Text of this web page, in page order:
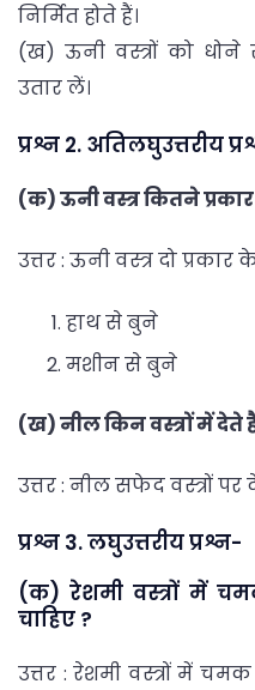
निर्मित होते हैं।
(ख) ऊनी वस्त्रों को
उतार लें।
प्रश्न 2. अतिलघुउत्तरीय
(क) ऊनी वस्त्र कितने
उत्तर : ऊनी वस्त्र दो प्रकार
हाथ से बुने
मशीन से बुने
(ख) नील किन वस्त्रों में देते
उत्तर : नील सफेद वस्त्रों पर
प्रश्न 3. लघुउत्तरीय प्रश्न-
(क) रेशमी वस्त्रों में
चाहिए ?
उत्तर : रेशमी वस्त्रों में